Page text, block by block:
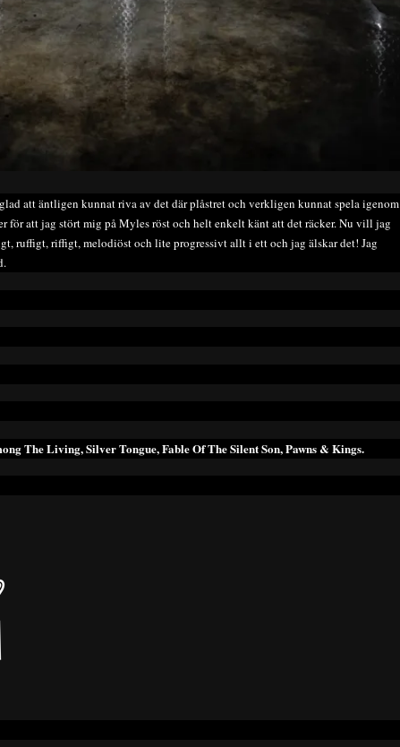
att äntligen kunnat riva av det där plåstret och verkligen kunnat spela igenom
för att jag stört mig på Myles röst och helt enkelt känt att det räcker. Nu vill jag
ruffigt, riffigt, melodiöst och lite progressivt allt i ett och jag älskar det! Jag
The Living, Silver Tongue, Fable Of The Silent Son, Pawns & Kings.